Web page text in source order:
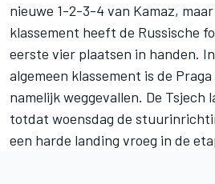
nieuwe 1-2-3-4 van Kamaz,
klassement heeft de Russische
eerste vier plaatsen in handen.
algemeen klassement is de
namelijk weggevallen. De Tsjech
totdat woensdag de
een harde landing vroeg in de